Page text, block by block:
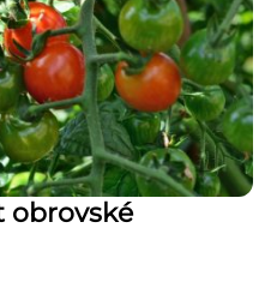
obrovské